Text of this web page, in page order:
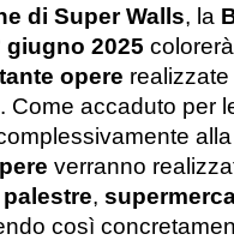
di Super Walls, la
giugno 2025
opere
Come accaduto per
verranno
palestre,
così